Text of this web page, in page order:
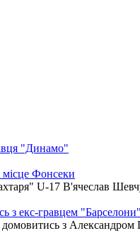
"Динамо"
Фонсеки
U-17 В'ячеслав
з екс-гравцем "Барселони"
з Александром